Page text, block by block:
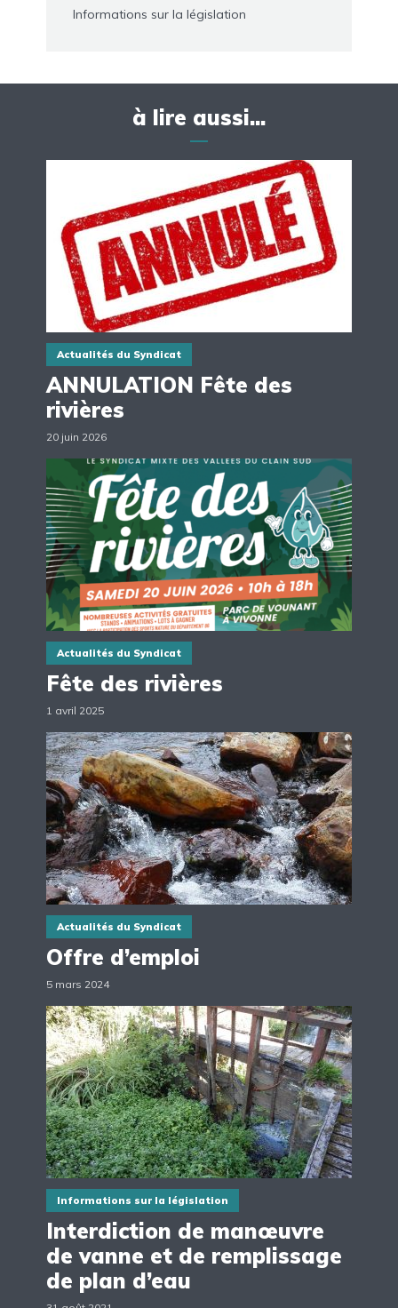
Informations sur la législation
à lire aussi...
Actualités du Syndicat
ANNULATION Fête des
rivières
20 juin 2026
Actualités du Syndicat
Fête des rivières
1 avril 2025
Actualités du Syndicat
Offre d’emploi
5 mars 2024
Informations sur la législation
Interdiction de manœuvre
de vanne et de remplissage
de plan d’eau